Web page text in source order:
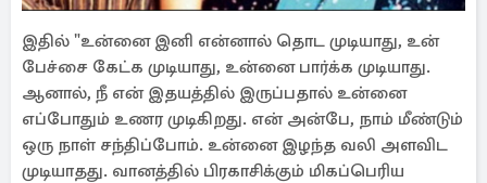
இதில் "உன்னை இனி என்னால் தொட முடியாது, உன்
பேச்சை கேட்க முடியாது, உன்னை பார்க்க முடியாது.
ஆனால், நீ என் இதயத்தில் இருப்பதால் உன்னை
எப்போதும் உணர முடிகிறது. என் அன்பே, நாம் மீண்டும்
ஒரு நாள் சந்திப்போம். உன்னை இழந்த வலி அளவிட
முடியாதது. வானத்தில் பிரகாசிக்கும் மிகப்பெரிய